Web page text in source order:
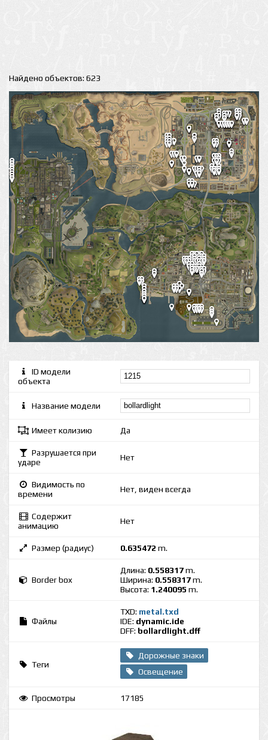
Найдено объектов: 623
ID модели
объекта
Название модели
Имеет колизию Да
Разрушается при
ударе
Нет
Видимость по
времени
Нет, виден всегда
Содержит
анимацию
Нет
Размер (радиус) 0.635472 m.
Border box
Длина: 0.558317m.
Ширина: 0.558317m.
Высота: 1.240095 m.
Файлы
TXD: metal.txd
IDE: dynamic.ide
DFF: bollardlight.dff
Теги
Дорожные знаки
Освещение
Просмотры 17185